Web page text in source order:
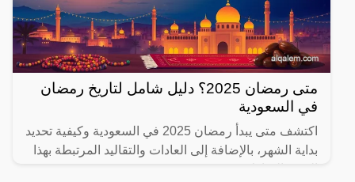
متى رمضان 2025؟ دليل شامل لتاريخ رمضان
في السعودية
اكتشف متى يبدأ رمضان 2025 في السعودية وكيفية تحديد
بداية الشهر، بالإضافة إلى العادات والتقاليد المرتبطة بهذا